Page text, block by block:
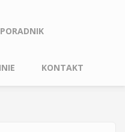
PORADNIK
KONTAKT